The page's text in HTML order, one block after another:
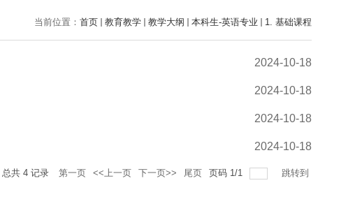
当前位置： 首页 教育教学 教学大纲 本科生-英语专业 1. 基础课程
2024-10-18
2024-10-18
2024-10-18
2024-10-18
总共 4 记录 第一页 <<上一页 下一页>> 尾页 页码 1/1 跳转到